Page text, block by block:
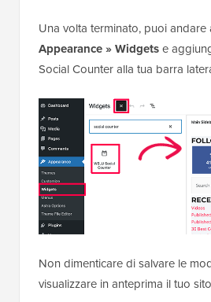
Una volta terminato, puoi andare
Appearance » Widgetse
Social Counter alla tua barra
Non dimenticare di salvare le
visualizzare in anteprima il tuo